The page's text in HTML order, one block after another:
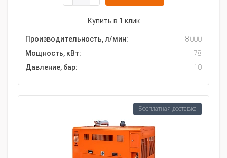
Купить в 1 клик
Производительность, л/мин:
8000
Мощность, кВт:
78
Давление, бар:
10
Бесплатная доставка